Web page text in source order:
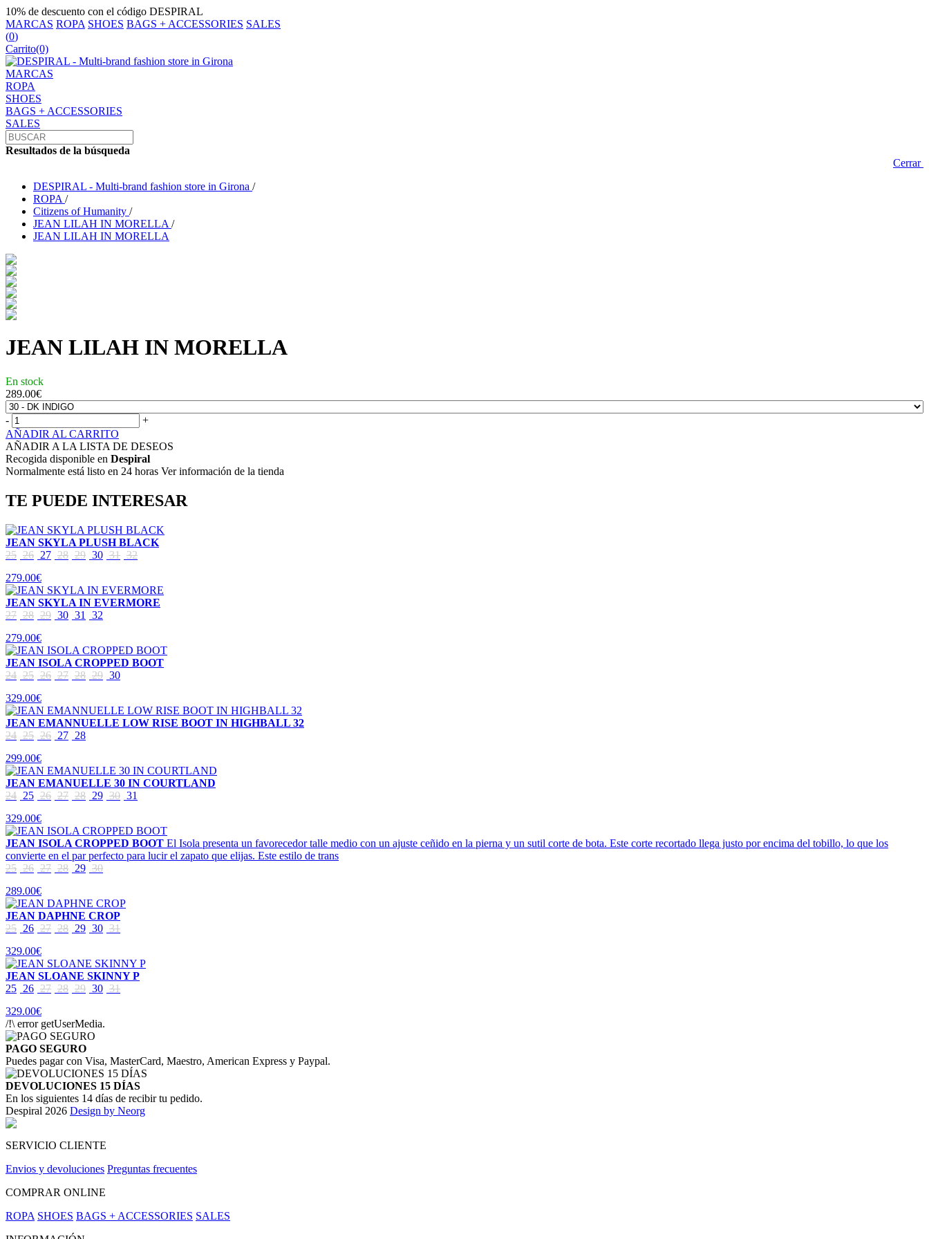
10% de descuento con el código DESPIRAL
MARCAS ROPA SHOES BAGS + ACCESSORIES SALES
(0)
Carrito(0)
MARCAS
ROPA
SHOES
BAGS + ACCESSORIES
SALES
Resultados de la búsqueda
Cerrar
DESPIRAL - Multi-brand fashion store in Girona /
ROPA /
Citizens of Humanity /
JEAN LILAH IN MORELLA /
JEAN LILAH IN MORELLA
JEAN LILAH IN MORELLA
En stock
289.00€
-
+
AÑADIR AL CARRITO
AÑADIR A LA LISTA DE DESEOS
Recogida disponible en Despiral
Normalmente está listo en 24 horas Ver información de la tienda
TE PUEDE INTERESAR
JEAN SKYLA PLUSH BLACK
25 26 27 28 29 30 31 32
279.00€
JEAN SKYLA IN EVERMORE
27 28 29 30 31
32
279.00€
JEAN ISOLA CROPPED BOOT
24 25 26 27 28 29 30
329.00€
JEAN EMANNUELLE LOW RISE BOOT IN HIGHBALL 32
24 25 26 27 28
299.00€
JEAN EMANUELLE 30 IN COURTLAND
24 25 26 27 28 29 30 31
329.00€
JEAN ISOLA CROPPED BOOT El Isola presenta un favorecedor talle medio con un ajuste ceñido en la pierna y un sutil corte de bota. Este corte recortado llega justo por encima del tobillo, lo que los
convierte en el par perfecto para lucir el zapato que elijas. Este estilo de trans
25 26 27 28 29 30
289.00€
JEAN DAPHNE CROP
25 26 27 28 29 30 31
329.00€
JEAN SLOANE SKINNY P
25 26 27 28 29 30 31
329.00€
/!\ error getUserMedia.
PAGO SEGURO
Puedes pagar con Visa, MasterCard, Maestro, American Express y Paypal.
DEVOLUCIONES 15 DÍAS
En los siguientes 14 días de recibir tu pedido.
Despiral 2026 Design by Neorg
SERVICIO CLIENTE
Envios y devoluciones Preguntas frecuentes
COMPRAR ONLINE
ROPA SHOES BAGS + ACCESSORIES SALES